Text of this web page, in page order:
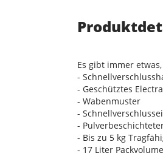
Es gibt immer
-
- Geschütztes
- Wabenmuster
-
-
- Bis zu 5 kg
- 17 Liter